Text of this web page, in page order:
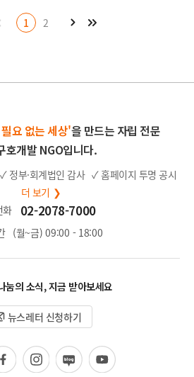
1 2 다
마
지
요 없는 세상'을 만드는 자립 전문
호개발 NGO입니다.
✓ 정부·회계법인 감사 ✓ 홈페이지 투명 공시
더 보기 ❯
화
02-2078-7000
(월~금) 09:00 - 18:00
눔의 소식, 지금 받아보세요
뉴스레터 신청하기
페
이
인
스
블
로
유
튜